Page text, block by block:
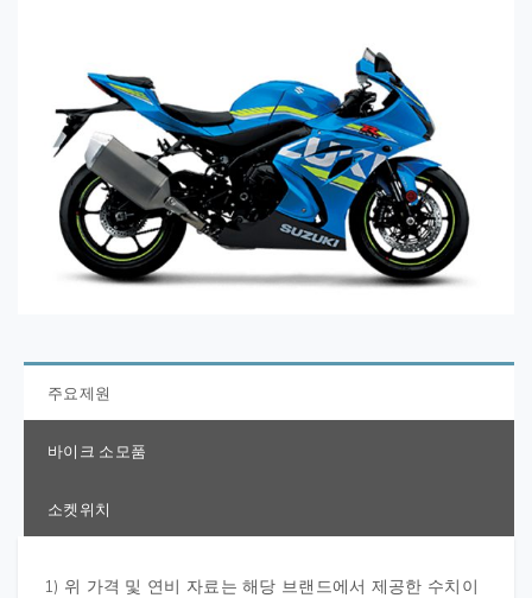
주요제원
바이크 소모품
소켓위치
1) 위 가격 및 연비 자료는 해당 브랜드에서 제공한 수치이